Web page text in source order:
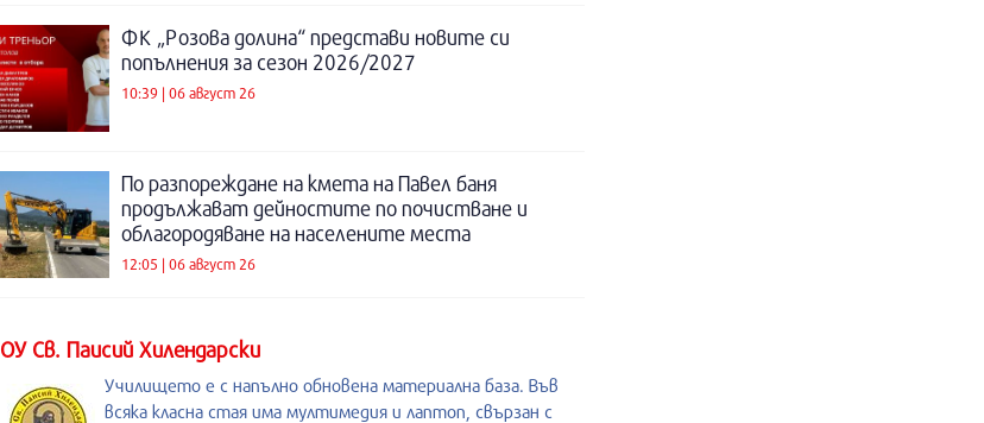
ФК „Розова долина“ представи новите си
попълнения за сезон 2026/2027
10:39 | 06 август 26
По разпореждане на кмета на Павел баня
продължават дейностите по почистване и
облагородяване на населените места
12:05 | 06 август 26
ОУ Св. Паисий Хилендарски
Училището е с напълно обновена материална база. Във
всяка класна стая има мултимедия и лаптоп, свързан с